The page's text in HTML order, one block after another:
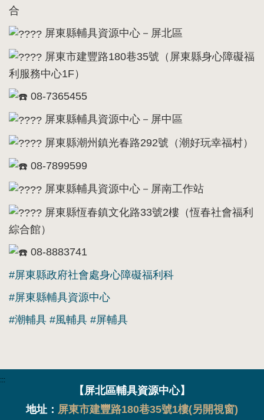
合
屏東縣輔具資源中心－屏北區
屏東市建豐路180巷35號（屏東縣身心障礙福
利服務中心1F）
08-7365455
屏東縣輔具資源中心－屏中區
屏東縣潮州鎮光春路292號（潮好玩幸福村）
08-7899599
屏東縣輔具資源中心－屏南工作站
屏東縣恆春鎮文化路33號2樓（恆春社會福利
綜合館）
08-8883741
#屏東縣政府社會處身心障礙福利科
#屏東縣輔具資源中心
#潮輔具 #風輔具 #屏輔具
:::
【屏北區輔具資源中心】
地址： 屏東市建豐路180巷35號1樓(另開視窗)